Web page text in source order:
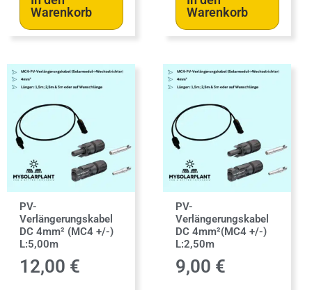
Warenkorb
Warenkorb
PV-
Verlängerungskabel
DC 4mm² (MC4 +/-)
L:5,00m
12,00 €
PV-
Verlängerungskabel
DC 4mm²(MC4 +/-)
L:2,50m
9,00 €